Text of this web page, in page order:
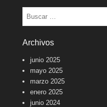
Buscar
Archivos
junio 2025
mayo 2025
marzo 2025
enero 2025
junio 2024